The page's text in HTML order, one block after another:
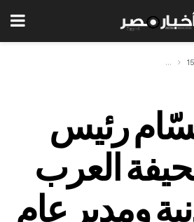
15 فرات البسّام رئيس تحرير صحيفة العرب نيوز
رئيس
العرب
ومدير عام